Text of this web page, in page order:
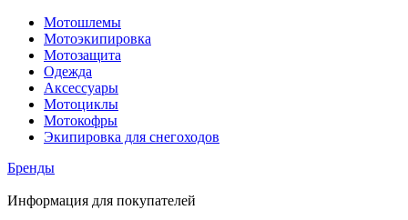
Мотошлемы
Мотоэкипировка
Мотозащита
Одежда
Аксессуары
Мотоциклы
Мотокофры
Экипировка для снегоходов
Бренды
Информация для покупателей